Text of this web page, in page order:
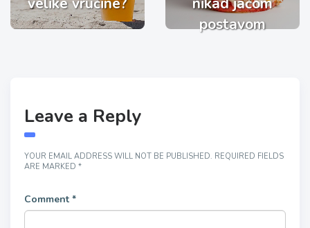
postavom
Leave a Reply
YOUR EMAIL ADDRESS WILL NOT BE PUBLISHED. REQUIRED FIELDS
ARE MARKED *
Comment *